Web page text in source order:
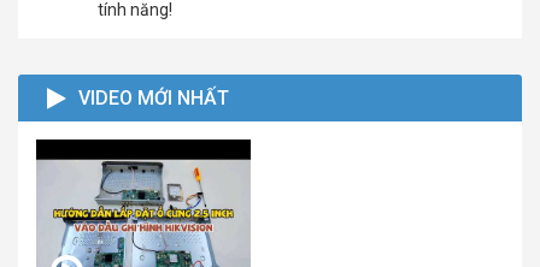
tính năng!
VIDEO MỚI NHẤT